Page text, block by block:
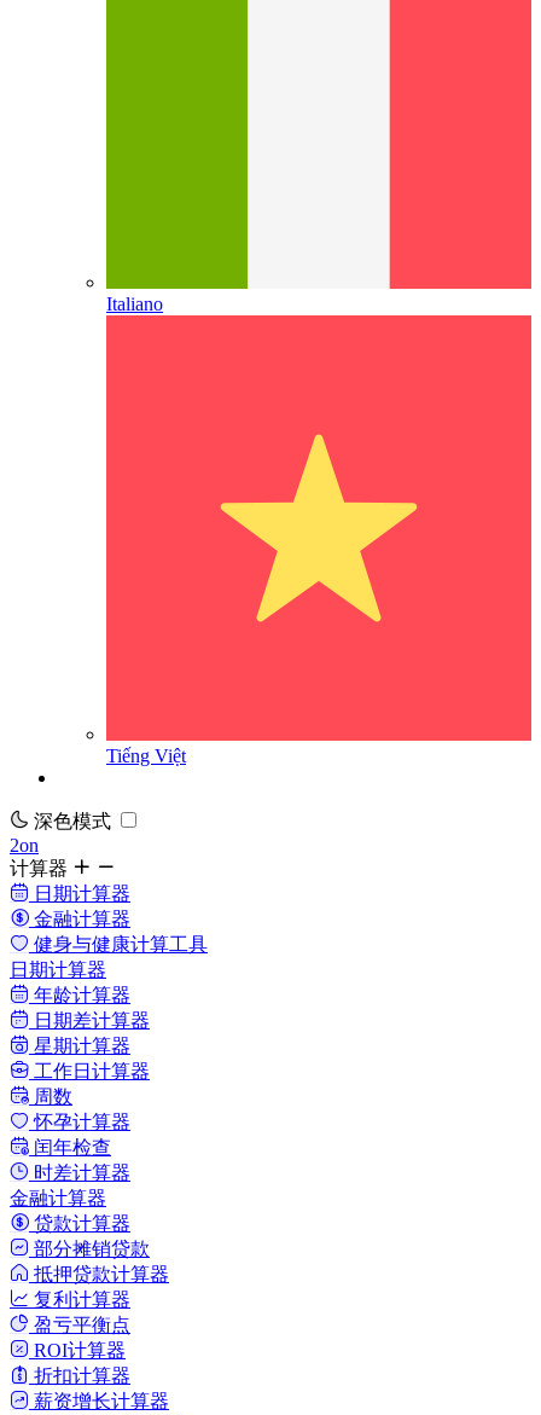
Italiano
Tiếng Việt
深色模式
2on
计算器
日期计算器
金融计算器
健身与健康计算工具
日期计算器
年龄计算器
日期差计算器
星期计算器
工作日计算器
周数
怀孕计算器
闰年检查
时差计算器
金融计算器
贷款计算器
部分摊销贷款
抵押贷款计算器
复利计算器
盈亏平衡点
ROI计算器
折扣计算器
薪资增长计算器